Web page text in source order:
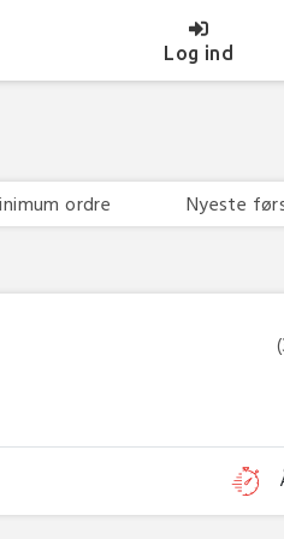
Log ind
ordre Nyeste